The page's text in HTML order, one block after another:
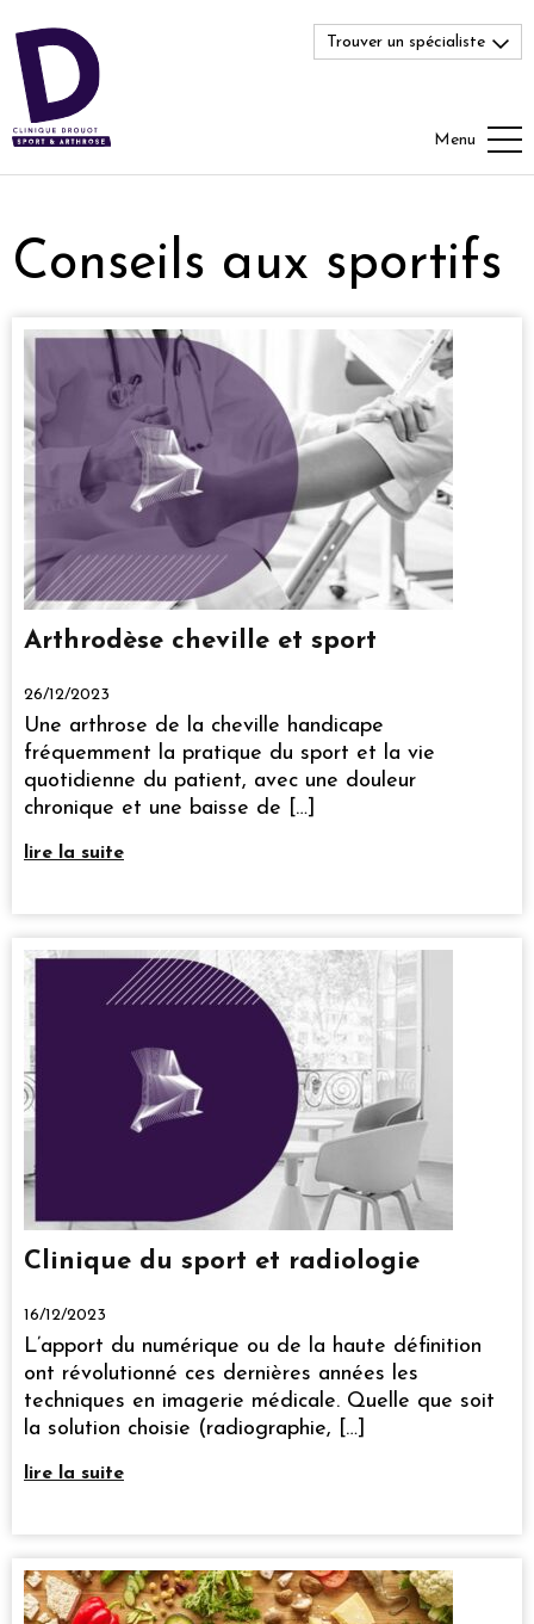
Trouver un spécialiste
Menu
Conseils aux sportifs
Arthrodèse cheville et sport
26/12/2023
Une arthrose de la cheville handicape
fréquemment la pratique du sport et la vie
quotidienne du patient, avec une douleur
chronique et une baisse de […]
lire la suite
Clinique du sport et radiologie
16/12/2023
L’apport du numérique ou de la haute définition
ont révolutionné ces dernières années les
techniques en imagerie médicale. Quelle que soit
la solution choisie (radiographie, […]
lire la suite